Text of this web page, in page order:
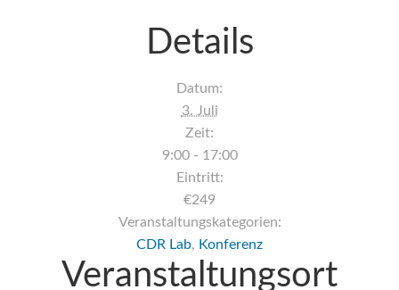
Details
Datum:
3. Juli
Zeit:
9:00 - 17:00
Eintritt:
€249
Veranstaltungskategorien:
CDR Lab, Konferenz
Veranstaltungsort